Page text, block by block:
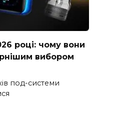
році: чому вони
вибором
под-системи